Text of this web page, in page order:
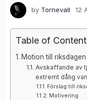
by Tornevall 12
Table of
Motion till riksdagen
Avskaffande av
extremt dålig
Förslag till
Motivering